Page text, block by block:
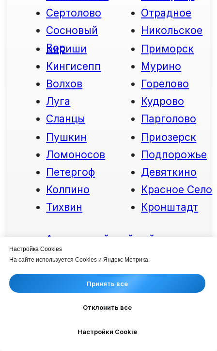
Настройка Cookies
На сайте используется Cookies и Яндекс Метрика.
Принять все
Отклонить все
Настройки Cookie